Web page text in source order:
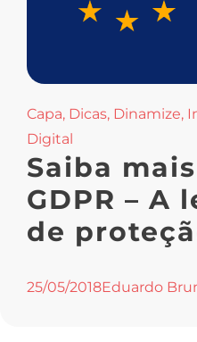
Capa, Dicas, Dinamize,
Digital
Saiba
GDPR – A
de
25/05/2018Eduardo